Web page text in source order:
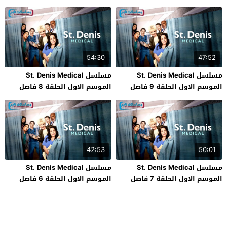
اعلاني
اعلاني
47:52
مسلسل St. Denis Medical
الموسم الاول الحلقة 9 فاصل
اعلاني
54:30
مسلسل St. Denis Medical
الموسم الاول الحلقة 8 فاصل
اعلاني
50:01
مسلسل St. Denis Medical
الموسم الاول الحلقة 7 فاصل
42:53
مسلسل St. Denis Medical
الموسم الاول الحلقة 6 فاصل